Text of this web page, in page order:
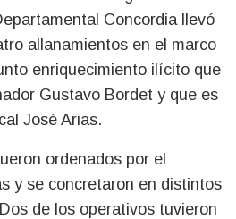
Concordia llevó
allanamientos en el marco
enriquecimiento ilícito que
Gustavo Bordet y que es
José Arias.
ordenados por el
y se concretaron en distintos
de los operativos tuvieron